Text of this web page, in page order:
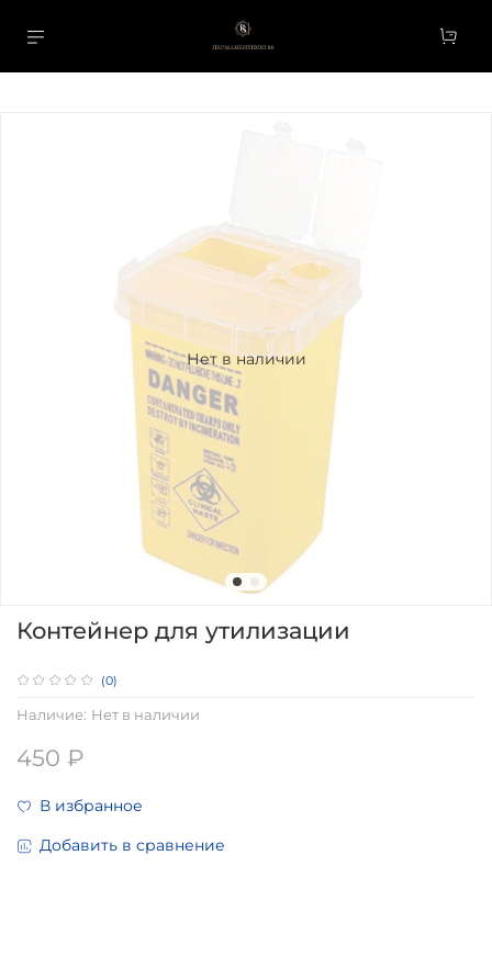
Нет в наличии
(0)
Наличие: Нет в наличии
Контейнер для утилизации
450 ₽
В избранное
Добавить в сравнение